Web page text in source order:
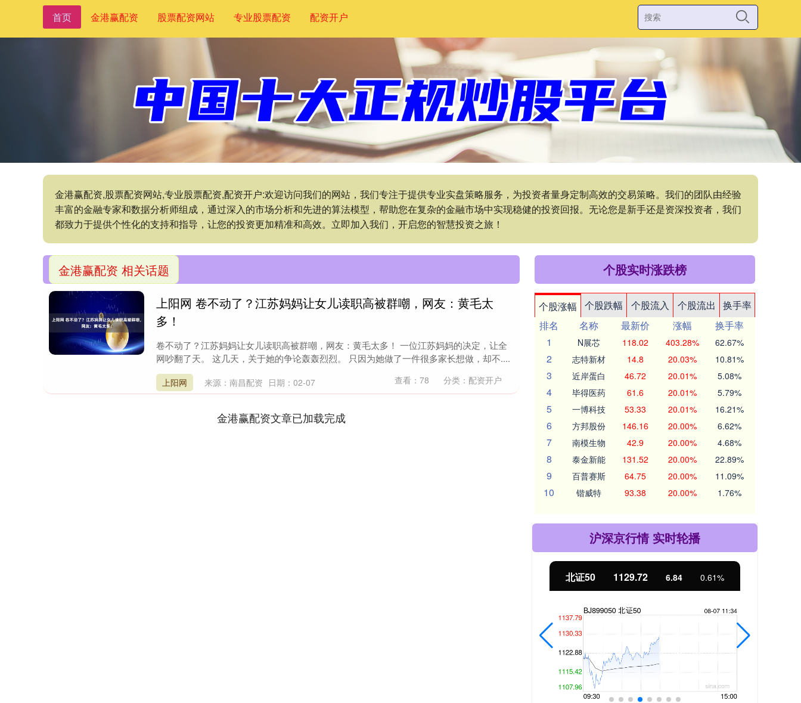
首页 金港赢配资 股票配资网站 专业股票配资 配资开户
金港赢配资,股票配资网站,专业股票配资,配资开户:欢迎访问我们的网站，我们专注于提供专业实盘策略服务，为投资者量身定制高效的交易策略。我们的团队由经验
丰富的金融专家和数据分析师组成，通过深入的市场分析和先进的算法模型，帮助您在复杂的金融市场中实现稳健的投资回报。无论您是新手还是资深投资者，我们
都致力于提供个性化的支持和指导，让您的投资更加精准和高效。立即加入我们，开启您的智慧投资之旅！
金港赢配资 相关话题
上阳网 卷不动了？江苏妈妈让女儿读职高被群嘲，网友：黄毛太
多！
卷不动了？江苏妈妈让女儿读职高被群嘲，网友：黄毛太多！ 一位江苏妈妈的决定，让全
网吵翻了天。 这几天，关于她的争论轰轰烈烈。 只因为她做了一件很多家长想做，却不....
上阳网 来源：南昌配资 日期：02-07 查看： 78 分类： 配资开户
金港赢配资文章已加载完成
个股实时涨跌榜
个股涨幅 个股跌幅 个股流入 个股流出
换手率
排名
名称 最新价 涨幅
换手率
1
N展芯 118.02 403.28% 62.67%
2 志特新材 14.8 20.03% 10.81%
3 近岸蛋白 46.72 20.01% 5.08%
4 毕得医药 61.6 20.01% 5.79%
5 一博科技 53.33 20.01% 16.21%
6 方邦股份 146.16 20.00% 6.62%
7 南模生物 42.9 20.00% 4.68%
8 泰金新能 131.52 20.00% 22.89%
9 百普赛斯 64.75 20.00% 11.09%
10 锴威特 93.38 20.00% 1.76%
沪深京行情 实时轮播
北证50 1129.72 6.84 0.61%